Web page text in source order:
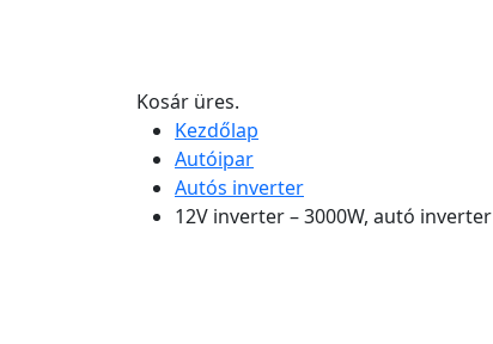
Kosár üres.
Kezdőlap
Autóipar
Autós inverter
12V inverter – 3000W, autó inverter